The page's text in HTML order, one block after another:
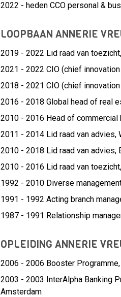
2022 - heden CCO personal &
LOOPBAAN ANNERIE
2019 - 2022 Lid raad van toezicht,
2021 - 2022 CIO (chief
2018 - 2021 CIO (chief
2016 - 2018 Global head of real
2010 - 2016 Head of commercial
2011 - 2014 Lid raad van advies,
2010 - 2018 Lid raad van advies,
2010 - 2016 Lid raad van toezicht,
1992 - 2010 Diverse
1991 - 1992 Acting branch
1987 - 1991 Relationship
OPLEIDING ANNERIE
2006 - 2006 Booster
2003 - 2003 InterAlpha Banking
Amsterdam